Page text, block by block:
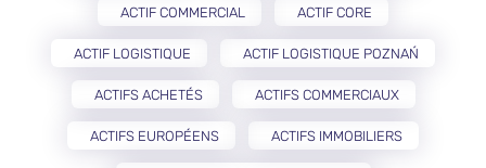
ACTIF COMMERCIAL ACTIF CORE
ACTIF LOGISTIQUE ACTIF LOGISTIQUE POZNAŃ
ACTIFS ACHETÉS ACTIFS COMMERCIAUX
ACTIFS EUROPÉENS ACTIFS IMMOBILIERS